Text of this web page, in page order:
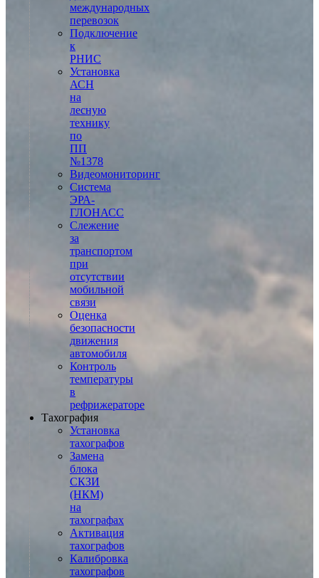
международных
перевозок
Подключение
к
РНИС
Установка
АСН
на
лесную
технику
по
ПП
№1378
Видеомониторинг
Система
ЭРА-
ГЛОНАСС
Слежение
за
транспортом
при
отсутствии
мобильной
связи
Оценка
безопасности
движения
автомобиля
Контроль
температуры
в
рефрижераторе
Тахография
Установка
тахографов
Замена
блока
СКЗИ
(НКМ)
на
тахографах
Активация
тахографов
Калибровка
тахографов